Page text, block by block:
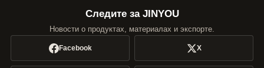
Следите за JINYOU
Новости о продуктах, материалах и экспорте.
Facebook X